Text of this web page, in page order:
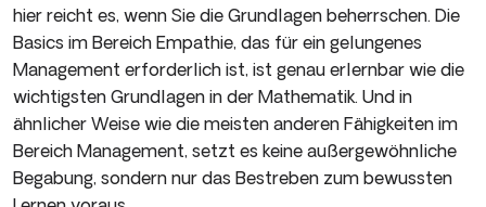
hier reicht es, wenn Sie die Grundlagen beherrschen. Die
Basics im Bereich Empathie, das für ein gelungenes
Management erforderlich ist, ist genau erlernbar wie die
wichtigsten Grundlagen in der Mathematik. Und in
ähnlicher Weise wie die meisten anderen Fähigkeiten im
Bereich Management, setzt es keine außergewöhnliche
Begabung, sondern nur das Bestreben zum bewussten